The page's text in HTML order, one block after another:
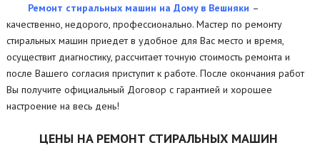
Ремонт стиральных машин на Дому в Вешняки –
качественно, недорого, профессионально. Мастер по ремонту
стиральных машин приедет в удобное для Вас место и время,
осуществит диагностику, рассчитает точную стоимость ремонта и
после Вашего согласия приступит к работе. После окончания работ
Вы получите официальный Договор с гарантией и хорошее
настроение на весь день!
ЦЕНЫ НА РЕМОНТ СТИРАЛЬНЫХ МАШИН